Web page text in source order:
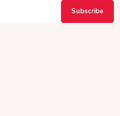
Subscribe